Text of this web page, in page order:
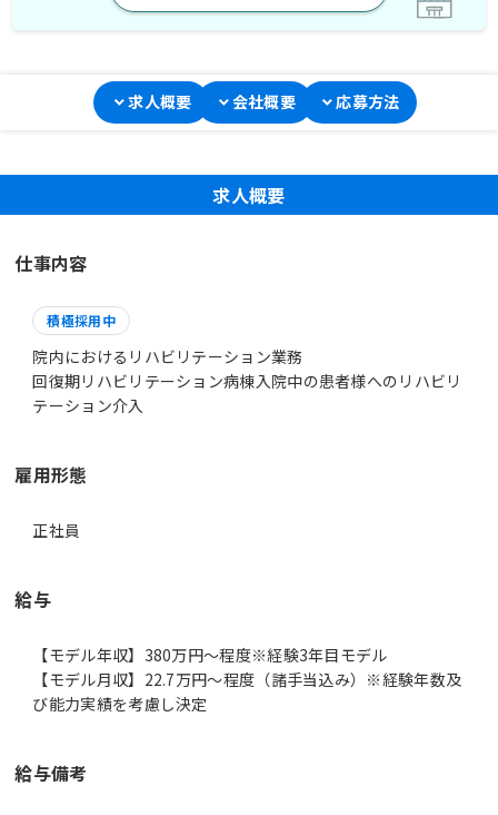
求人概要 会社概要 応募方法
求人概要
仕事内容
積極採用中
院内におけるリハビリテーション業務
回復期リハビリテーション病棟入院中の患者様へのリハビリ
テーション介入
雇用形態
正社員
給与
【モデル年収】380万円〜程度※経験3年目モデル
【モデル月収】22.7万円〜程度（諸手当込み）※経験年数及
び能力実績を考慮し決定
給与備考